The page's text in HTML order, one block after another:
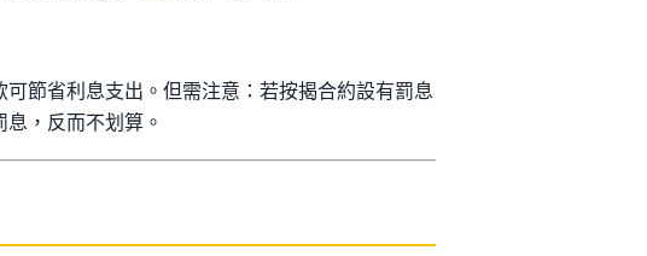
節省利息支出。但需注意：若按揭合約設有罰息
，反而不划算。